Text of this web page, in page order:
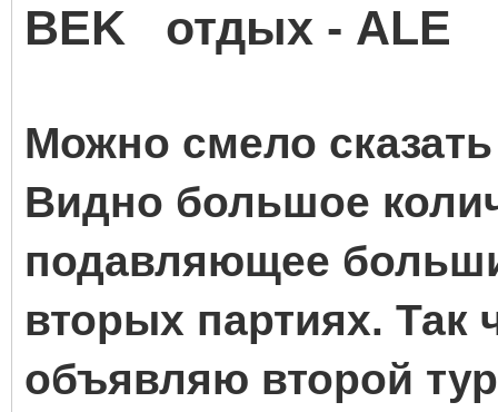
BEK отдых - ALE
Можно смело
Видно большое
подавляющее
вторых партиях. Так
объявляю второй